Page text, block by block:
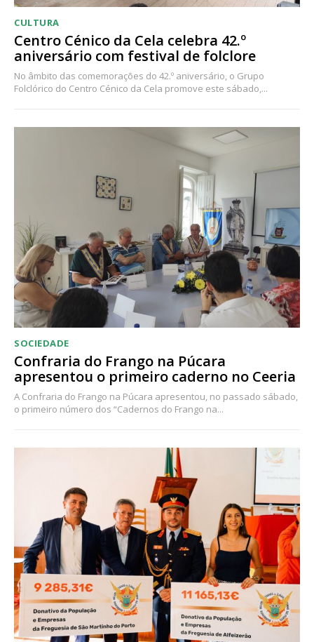
CULTURA
Centro Cénico da Cela celebra 42.º
aniversário com festival de folclore
No âmbito das comemorações do 42.º aniversário, o Grupo
Folclórico do Centro Cénico da Cela promove este sábado,...
SOCIEDADE
Confraria do Frango na Púcara
apresentou o primeiro caderno no Ceeria
A Confraria do Frango na Púcara apresentou, no passado sábado,
o primeiro número dos “Cadernos do Frango na...